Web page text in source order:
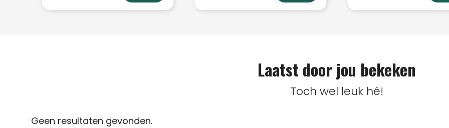
Laatst door jou bekeken
Toch wel leuk hé!
Geen resultaten gevonden.